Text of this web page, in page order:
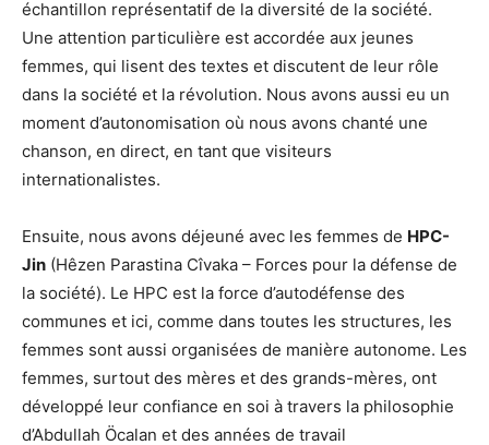
échantillon représentatif de la diversité de la société.
Une attention particulière est accordée aux jeunes
femmes, qui lisent des textes et discutent de leur rôle
dans la société et la révolution. Nous avons aussi eu un
moment d’autonomisation où nous avons chanté une
chanson, en direct, en tant que visiteurs
internationalistes.
Ensuite, nous avons déjeuné avec les femmes de HPC-
Jin (Hêzen Parastina Cîvaka – Forces pour la défense de
la société). Le HPC est la force d’autodéfense des
communes et ici, comme dans toutes les structures, les
femmes sont aussi organisées de manière autonome. Les
femmes, surtout des mères et des grands-mères, ont
développé leur confiance en soi à travers la philosophie
d’Abdullah Öcalan et des années de travail